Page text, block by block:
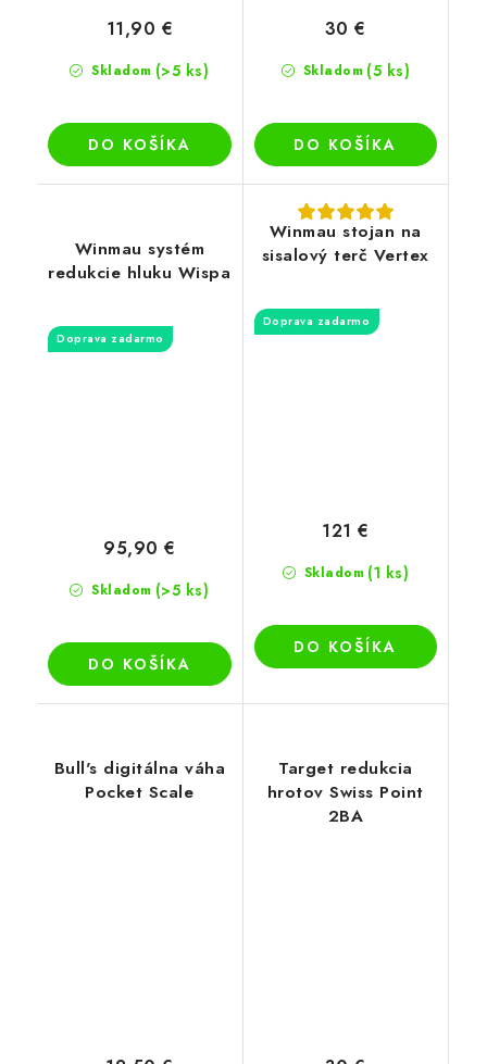
Skladom (>5 ks)
11,90 €
DO KOŠÍKA
Skladom (5 ks)
30 €
DO KOŠÍKA
Winmau systém
redukcie hluku Wispa
Doprava zadarmo
Skladom (>5 ks)
95,90 €
DO KOŠÍKA
Winmau stojan na
sisalový terč Vertex
Doprava zadarmo
Skladom (1 ks)
121 €
DO KOŠÍKA
Bull's digitálna váha
Pocket Scale
Target redukcia
hrotov Swiss Point
2BA